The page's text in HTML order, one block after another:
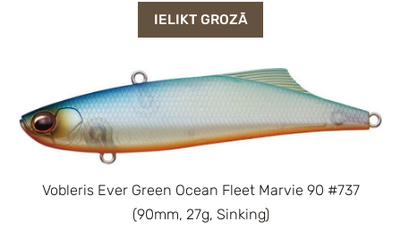
IELIKT GROZĀ
Vobleris Ever Green Ocean Fleet Marvie 90 #737
(90mm, 27g, Sinking)